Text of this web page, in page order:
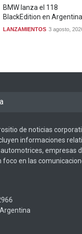
BMW lanza el 118
BlackEdition en Argentina
LANZAMIENTOS 3 agosto,
de noticias
informaciones
empresas
foco en las